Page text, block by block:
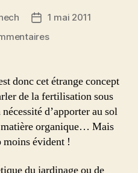
Date1 mai 2011
sur
d’énergie
jardin
:
une
nouvelle
de
donc cet étrange concept
de la fertilisation sous
d’apporter au sol
organique… Mais
moins évident !